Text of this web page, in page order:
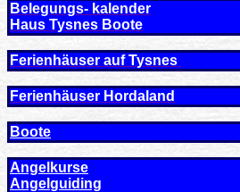
Belegungs- kalender
Haus Tysnes Boote
Ferienhäuser auf Tysnes
Ferienhäuser Hordaland
Boote
Angelkurse
Angel guiding